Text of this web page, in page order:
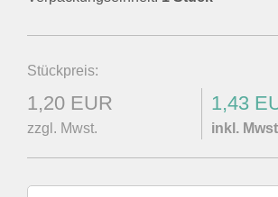
Stückpreis:
1,20 EUR
zzgl. Mwst.
1,43
inkl.